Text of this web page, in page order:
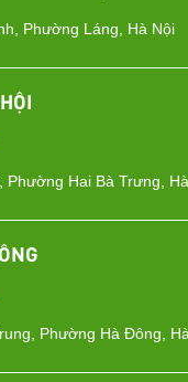
Phường Láng, Hà Nội
Phường Hai Bà Trưng,
Phường Hà Đông,